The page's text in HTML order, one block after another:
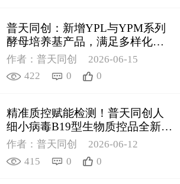
普天同创：新增YPL与YPM系列
酵母培养基产品，满足多样化科
研需求
作者：普天同创
2026-06-15
422
0 0
精准质控赋能检测！普天同创人
细小病毒B19型生物质控品全新上
线
作者：普天同创
2026-06-12
415
0 0